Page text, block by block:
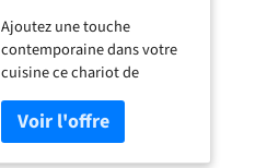
Rangement à roulettes
Chariot de Service
Buffet
Multifonctionnel avec
Etagère à Epices, 1
Porte et 2 tiroirs,
Ajoutez une touche
contemporaine dans votre
cuisine ce chariot de
rangement. Il vous offre de
grand espace de rangement
pour divers ustensiles dans